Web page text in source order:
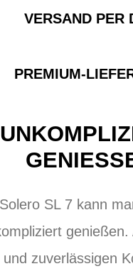
VERSAND PER
PREMIUM-
SL 7 kann
zuverlässigen